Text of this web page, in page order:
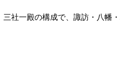
社一殿の構成で、諏訪・八幡